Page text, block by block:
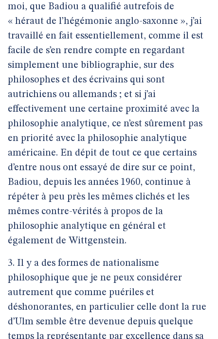
moi, que Badiou a qualifié autrefois de
« héraut de l’hégémonie anglo-saxonne », j’ai
travaillé en fait essentiellement, comme il est
facile de s’en rendre compte en regardant
simplement une bibliographie, sur des
philosophes et des écrivains qui sont
autrichiens ou allemands ; et si j’ai
effectivement une certaine proximité avec la
philosophie analytique, ce n’est sûrement pas
en priorité avec la philosophie analytique
américaine. En dépit de tout ce que certains
d’entre nous ont essayé de dire sur ce point,
Badiou, depuis les années 1960, continue à
répéter à peu près les mêmes clichés et les
mêmes contre-vérités à propos de la
philosophie analytique en général et
également de Wittgenstein.
3. Il y a des formes de nationalisme
philosophique que je ne peux considérer
autrement que comme puériles et
déshonorantes, en particulier celle dont la rue
d’Ulm semble être devenue depuis quelque
temps la représentante par excellence dans sa